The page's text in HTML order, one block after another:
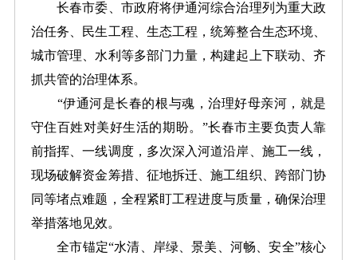
长春市委、市政府将伊通河综合治理列为重大政
治任务、民生工程、生态工程，统筹整合生态环境、
城市管理、水利等多部门力量，构建起上下联动、齐
抓共管的治理体系。
“伊通河是长春的根与魂，治理好母亲河，就是
守住百姓对美好生活的期盼。”长春市主要负责人靠
前指挥、一线调度，多次深入河道沿岸、施工一线，
现场破解资金筹措、征地拆迁、施工组织、跨部门协
同等堵点难题，全程紧盯工程进度与质量，确保治理
举措落地见效。
全市锚定“水清、岸绿、景美、河畅、安全”核心